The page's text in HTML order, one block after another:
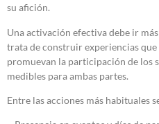
su afición.
Una activación efectiva debe ir
trata de construir experiencias
promuevan la participación de los
medibles para ambas partes.
Entre las acciones más habituales